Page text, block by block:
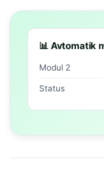
📊 Avtomatik
Modul 2
Status